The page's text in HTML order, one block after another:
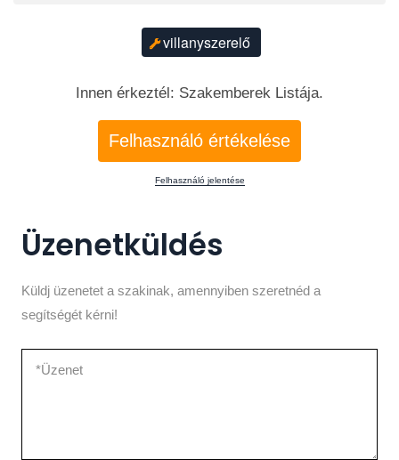
villanyszerelő
Innen érkeztél: Szakemberek Listája.
Felhasználó értékelése
Felhasználó jelentése
Üzenetküldés
Küldj üzenetet a szakinak, amennyiben szeretnéd a
segítségét kérni!